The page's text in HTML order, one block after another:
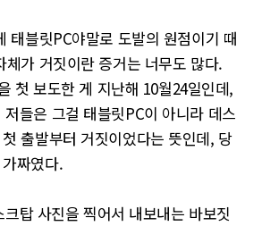
태블릿PC야말로 도발의 원점이기 때
가 거짓이란 증거는 너무도 많다.
첫 보도한 게 지난해 10월24일인데,
들은 그걸 태블릿PC이 아니라 데스
출발부터 거짓이었다는 뜻인데, 당
짜였다.
탑 사진을 찍어서 내보내는 바보짓